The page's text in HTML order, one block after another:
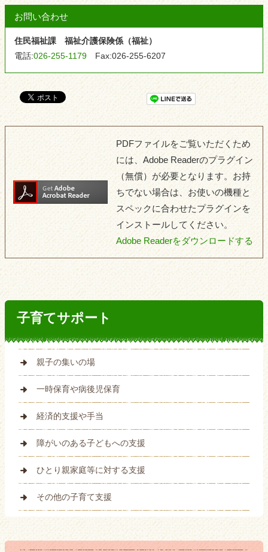
お問い合わせ
住民福祉課 福祉介護保険係（福祉）
電話:026-255-1179 Fax:026-255-6207
PDFファイルをご覧いただくため
には、Adobe Readerのプラグイン
（無償）が必要となります。お持
ちでない場合は、お使いの機種と
スペックに合わせたプラグインを
インストールしてください。
Adobe Readerをダウンロードする
子育てサポート
親子の集いの場
一時保育や病後児保育
経済的支援や手当
障がいのある子どもへの支援
ひとり親家庭等に対する支援
その他の子育て支援